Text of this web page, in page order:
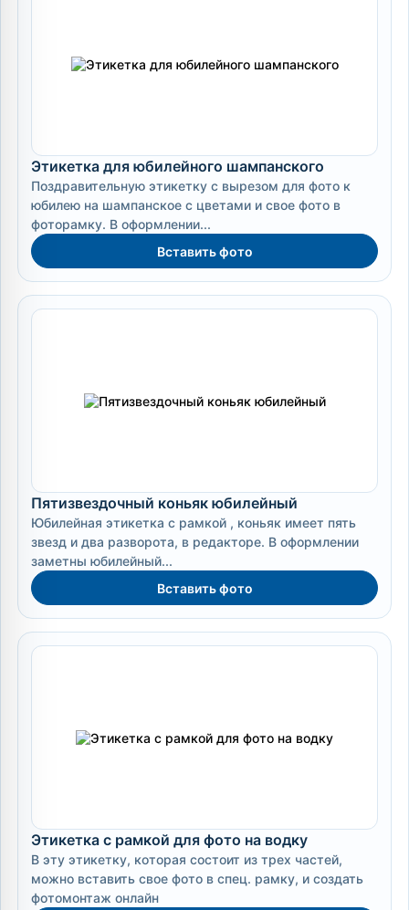
Этикетка для юбилейного шампанского
Поздравительную этикетку с вырезом для фото к
юбилею на шампанское с цветами и свое фото в
фоторамку. В оформлении...
Вставить фото
Пятизвездочный коньяк юбилейный
Юбилейная этикетка с рамкой , коньяк имеет пять
звезд и два разворота, в редакторе. В оформлении
заметны юбилейный...
Вставить фото
Этикетка с рамкой для фото на водку
В эту этикетку, которая состоит из трех частей,
можно вставить свое фото в спец. рамку, и создать
фотомонтаж онлайн